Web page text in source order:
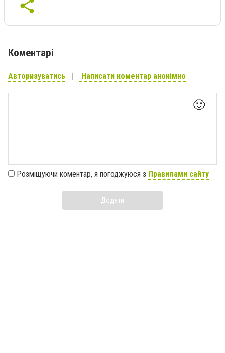
Коментарі
Авторизуватись Написати коментар анонімно
🙂
Розміщуючи коментар, я погоджуюся з Правилами сайту
Додати